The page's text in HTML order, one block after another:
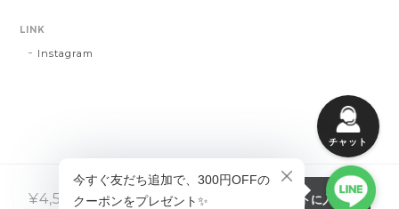
¥4,580 税込 カートに入れる
LINK
Instagram
チャット